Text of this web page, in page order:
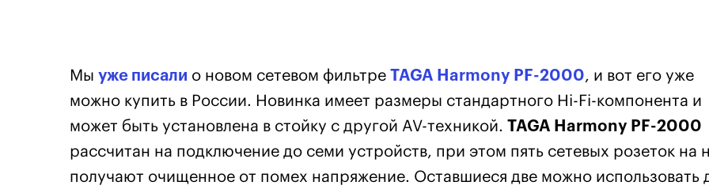
Мы уже писали о новом сетевом фильтре TAGA Harmony PF-2000, и вот его уже
можно купить в России. Новинка имеет размеры стандартного Hi-Fi-компонента и
может быть установлена в стойку с другой AV-техникой. TAGA Harmony PF-2000
рассчитан на подключение до семи устройств, при этом пять сетевых розеток на
получают очищенное от помех напряжение. Оставшиеся две можно использовать